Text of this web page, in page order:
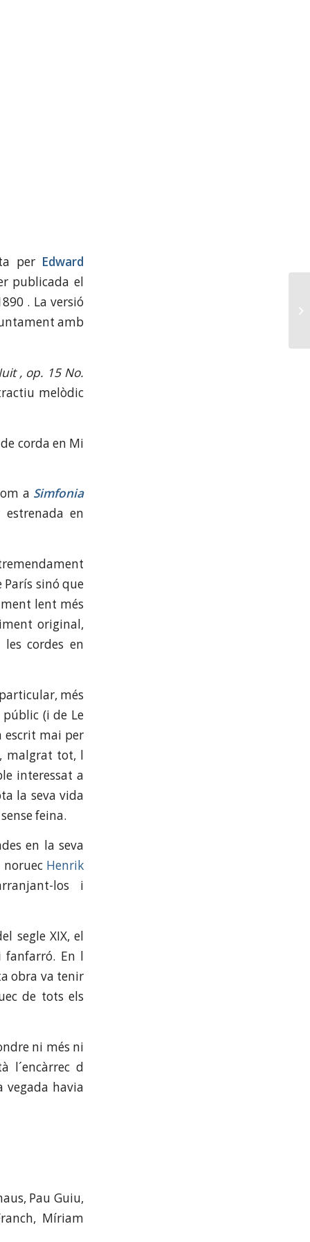
per Edward
publicada el
. La versió
amb
, op. 15 No.
melòdic
corda en Mi
a Simfonia
estrenada en
sinó que
lent més
original,
cordes en
més
(i de Le
escrit mai per
malgrat tot, l
interessat a
la seva vida
feina.
en la seva
Henrik
los i
segle XIX, el
fanfarró. En l
obra va tenir
de tots els
ni més ni
l´encàrrec d
vegada havia
Pau Guiu,
Míriam